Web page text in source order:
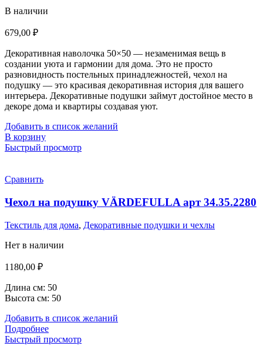
В наличии
679,00 ₽
Декоративная наволочка 50×50 — незаменимая вещь в
создании уюта и гармонии для дома. Это не просто
разновидность постельных принадлежностей, чехол на
подушку — это красивая декоративная история для вашего
интерьера. Декоративные подушки займут достойное место в
декоре дома и квартиры создавая уют.
Добавить в список желаний
В корзину
Быстрый просмотр
Сравнить
Чехол на подушку VÄRDEFULLA арт 34.35.2280
Текстиль для дома, Декоративные подушки и чехлы
Нет в наличии
1180,00 ₽
Длина см: 50
Высота см: 50
Добавить в список желаний
Подробнее
Быстрый просмотр